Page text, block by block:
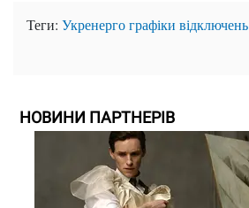
Теги: Укренергографіки відключень
НОВИНИ ПАРТНЕРІВ